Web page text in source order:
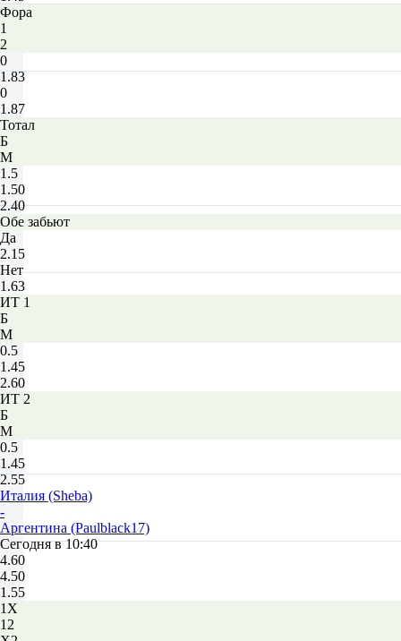
Фора
1
2
0
1.83
0
1.87
Тотал
Б
М
1.5
1.50
2.40
Обе забьют
Да
2.15
Нет
1.63
ИТ 1
Б
М
0.5
1.45
2.60
ИТ 2
Б
М
0.5
1.45
2.55
Италия (Sheba)
-
Аргентина (Paulblack17)
Сегодня в 10:40
4.60
4.50
1.55
1X
12